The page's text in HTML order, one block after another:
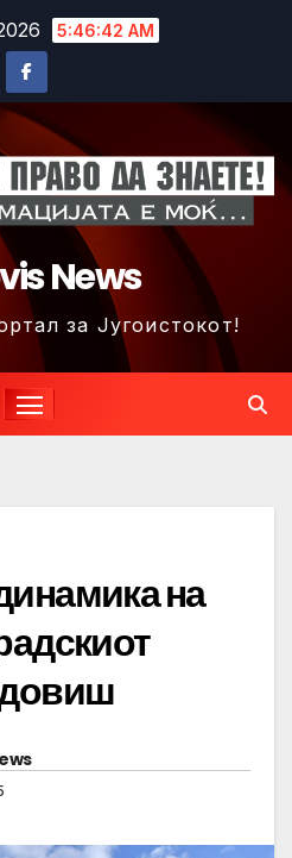
5:46:45 AM
News
за Југоистокот!
на